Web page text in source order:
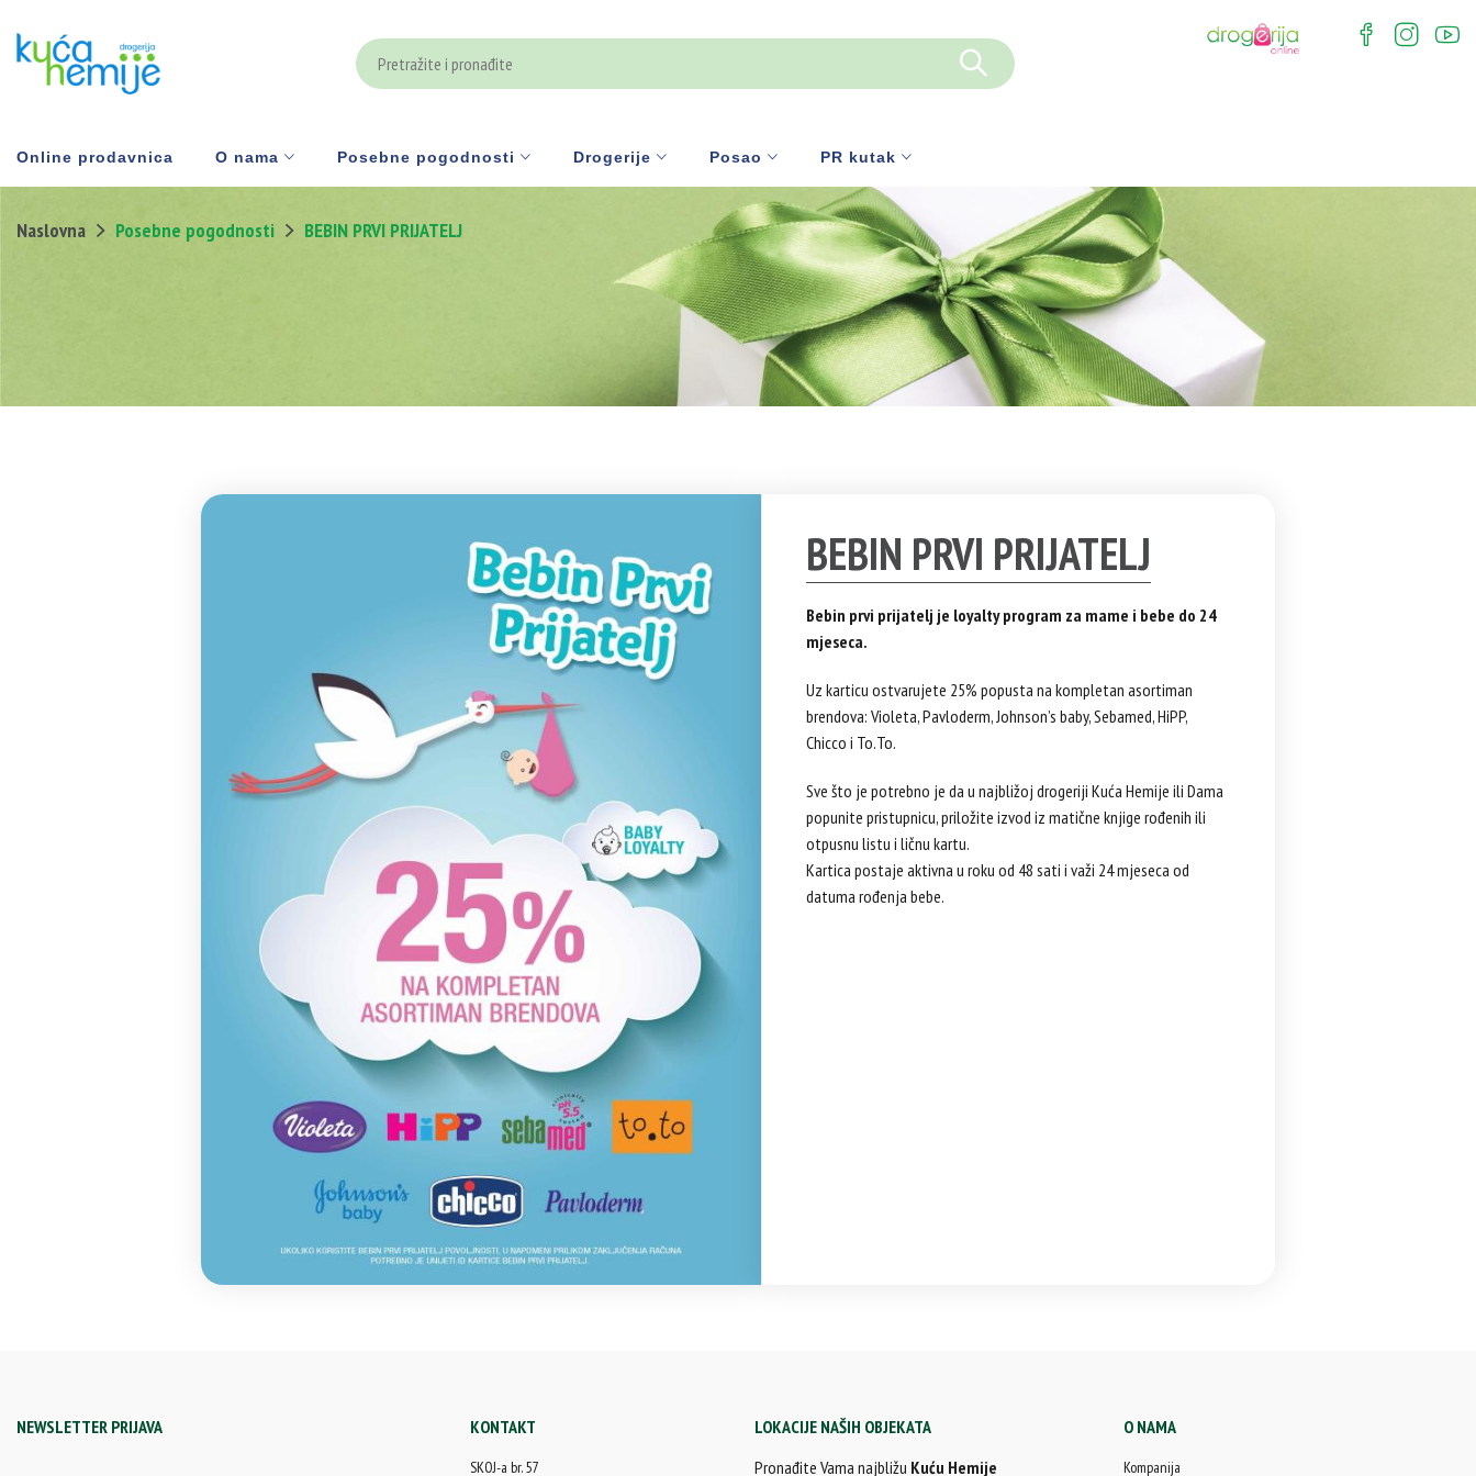
Online prodavnica O nama Posebne pogodnosti Drogerije Posao PR kutak
Naslovna Posebne pogodnosti BEBIN PRVI PRIJATELJ
BEBIN PRVI PRIJATELJ
Bebin prvi prijatelj je loyalty program za mame i bebe do 24
mjeseca.
Uz karticu ostvarujete 25% popusta na kompletan asortiman
brendova: Violeta, Pavloderm, Johnson’s baby, Sebamed, HiPP,
Chicco i To.To.
Sve što je potrebno je da u najbližoj drogeriji Kuća Hemije ili Dama
popunite pristupnicu, priložite izvod iz matične knjige rođenih ili
otpusnu listu i ličnu kartu.
Kartica postaje aktivna u roku od 48 sati i važi 24 mjeseca od
datuma rođenja bebe.
NEWSLETTER PRIJAVA KONTAKT
SKOJ-a br. 57
LOKACIJE NAŠIH OBJEKATA
Pronađite Vama najbližu Kuću Hemije
O NAMA
Kompanija